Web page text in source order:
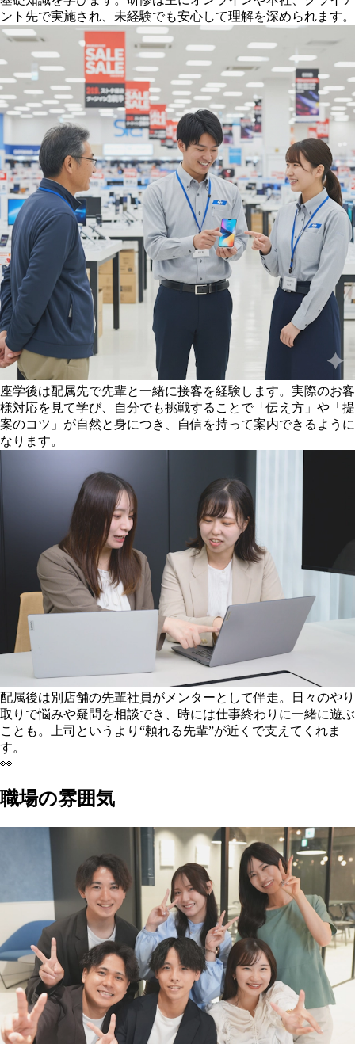
ント先で実施され、未経験でも安心して理解を深められます。
座学後は配属先で先輩と一緒に接客を経験します。実際のお客
様対応を見て学び、自分でも挑戦することで「伝え方」や「提
案のコツ」が自然と身につき、自信を持って案内できるように
なります。
配属後は別店舗の先輩社員がメンターとして伴走。日々のやり
取りで悩みや疑問を相談でき、時には仕事終わりに一緒に遊ぶ
ことも。上司というより“頼れる先輩”が近くで支えてくれま
す。
👀
職場の雰囲気